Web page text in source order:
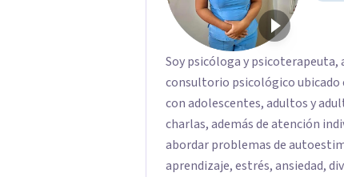
Soy psicóloga y
consultorio psicológico ubicado
con adolescentes, adultos y
charlas, además de atención
abordar problemas de
aprendizaje, estrés, ansiedad,